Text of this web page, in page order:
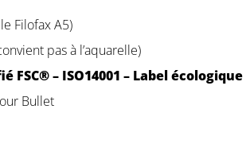
Filofax A5)
pas à l’aquarelle)
FSC® – ISO14001 – Label écologique
Bullet